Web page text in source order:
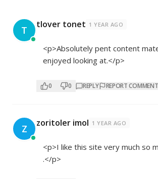
T tlover tonet 1 YEAR AGO
<p>Absolutely pent content
enjoyed looking at.</p>
0 0 REPLY REPORT COMMENT
Z zoritoler imol 1 YEAR AGO
<p>I like this site very much so
.</p>